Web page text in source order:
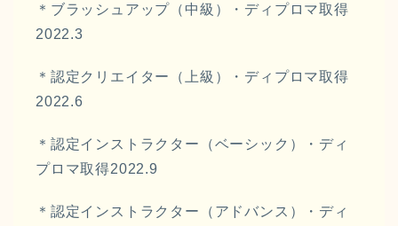
＊ブラッシュアップ（中級）・ディプロマ取得
2022.3
＊認定クリエイター（上級）・ディプロマ取得
2022.6
＊認定インストラクター（ベーシック）・ディ
プロマ取得2022.9
＊認定インストラクター（アドバンス）・ディ